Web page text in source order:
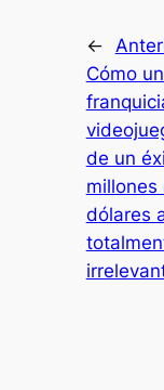
←
Cómo
de un
millones
dólares